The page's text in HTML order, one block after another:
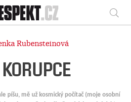
Respekt
Rubensteinová
píšu, mě už kosmický počítač (moje osobní